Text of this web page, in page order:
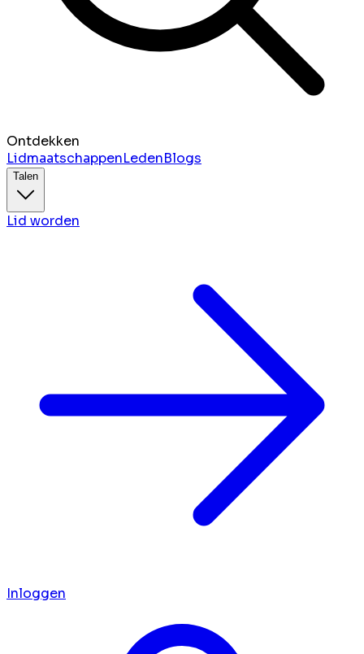
Ontdekken
LidmaatschappenLedenBlogs
Talen
Lid worden
Inloggen